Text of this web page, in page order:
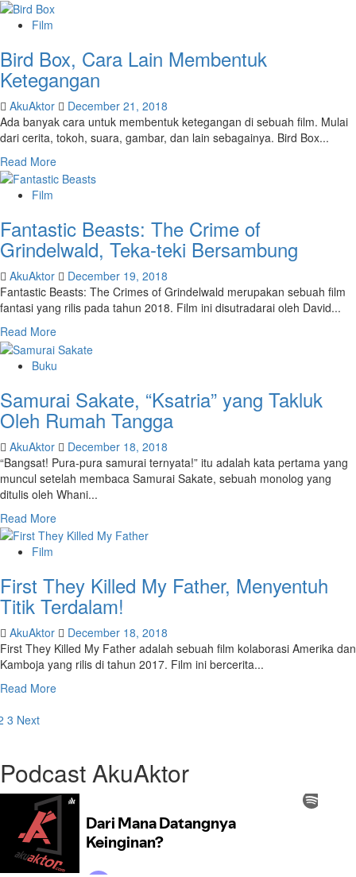
Film
Bird Box, Cara Lain Membentuk
Ketegangan
AkuAktor
December 21, 2018
Ada banyak cara untuk membentuk ketegangan di sebuah film. Mulai
dari cerita, tokoh, suara, gambar, dan lain sebagainya. Bird Box...
Read More
Film
Fantastic Beasts: The Crime of
Grindelwald, Teka-teki Bersambung
AkuAktor
December 19, 2018
Fantastic Beasts: The Crimes of Grindelwald merupakan sebuah film
fantasi yang rilis pada tahun 2018. Film ini disutradarai oleh David...
Read More
Buku
Samurai Sakate, “Ksatria” yang Takluk
Oleh Rumah Tangga
AkuAktor
December 18, 2018
“Bangsat! Pura-pura samurai ternyata!” itu adalah kata pertama yang
muncul setelah membaca Samurai Sakate, sebuah monolog yang
ditulis oleh Whani...
Read More
Film
First They Killed My Father, Menyentuh
Titik Terdalam!
AkuAktor
December 18, 2018
First They Killed My Father adalah sebuah film kolaborasi Amerika dan
Kamboja yang rilis di tahun 2017. Film ini bercerita...
Read More
3 Next
Podcast AkuAktor